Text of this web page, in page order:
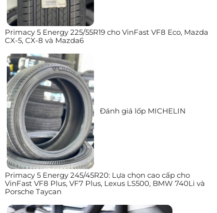
Primacy 5 Energy 225/55R19 cho VinFast VF8 Eco, Mazda
CX-5, CX-8 và Mazda6
Đánh giá lốp MICHELIN
Primacy 5 Energy 245/45R20: Lựa chọn cao cấp cho
VinFast VF8 Plus, VF7 Plus, Lexus LS500, BMW 740Li và
Porsche Taycan